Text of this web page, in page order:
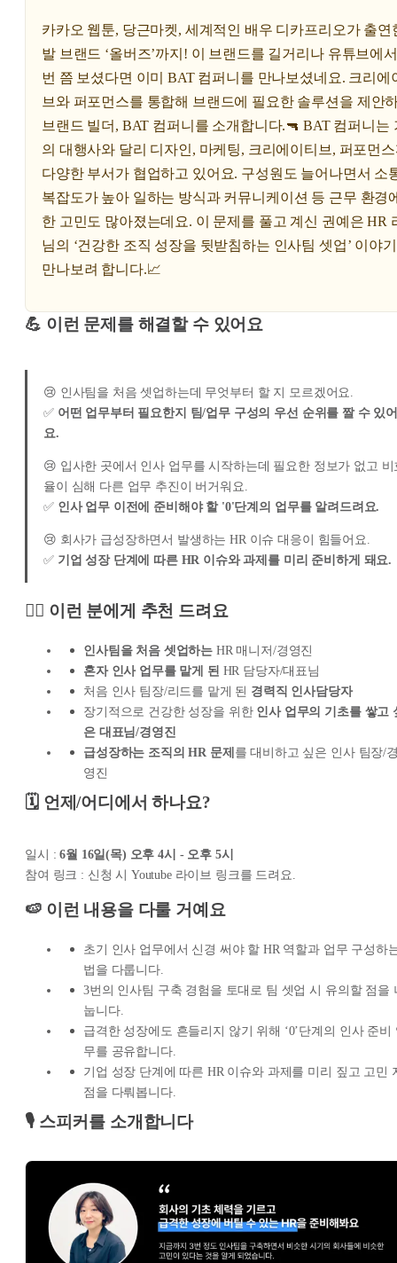
카카오 웹툰, 당근마켓, 세계적인 배우 디카프리오가 출연
발 브랜드 ‘올버즈’까지! 이 브랜드를 길거리나 유튜브에
번 쯤 보셨다면 이미 BAT 컴퍼니를 만나보셨네요. 크리에
브와 퍼포먼스를 통합해 브랜드에 필요한 솔루션을 제안
브랜드 빌더, BAT 컴퍼니를 소개합니다.🔫 BAT 컴퍼니는
의 대행사와 달리 디자인, 마케팅, 크리에이티브, 퍼포먼
다양한 부서가 협업하고 있어요. 구성원도 늘어나면서 소
복잡도가 높아 일하는 방식과 커뮤니케이션 등 근무 환경
한 고민도 많아졌는데요. 이 문제를 풀고 계신 권예은 HR
님의 ‘건강한 조직 성장을 뒷받침하는 인사팀 셋업’ 이야
만나보려 합니다.📈
💪 이런 문제를 해결할 수 있어요
😢 인사팀을 처음 셋업하는데 무엇부터 할 지 모르겠어요.
✅ 어떤 업무부터 필요한지 팀/업무 구성의 우선 순위를 짤 수 있
요.
😢 입사한 곳에서 인사 업무를 시작하는데 필요한 정보가 없고 비
율이 심해 다른 업무 추진이 버거워요.
✅ 인사 업무 이전에 준비해야 할 '0'단계의 업무를 알려드려요.
😢 회사가 급성장하면서 발생하는 HR 이슈 대응이 힘들어요.
✅ 기업 성장 단계에 따른 HR 이슈와 과제를 미리 준비하게 돼요.
🙋‍♀️ 이런 분에게 추천 드려요
인사팀을 처음 셋업하는 HR 매니저/경영진
혼자 인사 업무를 맡게 된 HR 담당자/대표님
처음 인사 팀장/리드를 맡게 된 경력직 인사담당자
장기적으로 건강한 성장을 위한 인사 업무의 기초를 쌓고
은 대표님/경영진
급성장하는 조직의 HR 문제 를 대비하고 싶은 인사 팀장/
영진
🗓️ 언제/어디에서 하나요?
일시 :6월 16일(목) 오후 4시 - 오후 5시
참여 링크 : 신청 시 Youtube 라이브 링크를 드려요.
🍉 이런 내용을 다룰 거예요
초기 인사 업무에서 신경 써야 할 HR 역할과 업무 구성하
법을 다룹니다.
3번의 인사팀 구축 경험을 토대로 팀 셋업 시 유의할 점을
눕니다.
급격한 성장에도 흔들리지 않기 위해 ‘0’단계의 인사 준비
무를 공유합니다.
기업 성장 단계에 따른 HR 이슈와 과제를 미리 짚고 고민
점을 다뤄봅니다.
🎙️ 스피커를 소개합니다